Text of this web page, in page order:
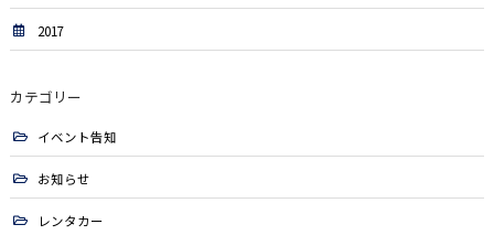
2017
カテゴリー
イベント告知
お知らせ
レンタカー